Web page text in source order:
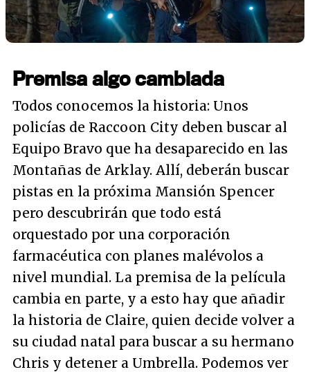
Premisa algo cambiada
Todos conocemos la historia: Unos
policías de Raccoon City deben buscar al
Equipo Bravo que ha desaparecido en las
Montañas de Arklay. Allí, deberán buscar
pistas en la próxima Mansión Spencer
pero descubrirán que todo está
orquestado por una corporación
farmacéutica con planes malévolos a
nivel mundial. La premisa de la película
cambia en parte, y a esto hay que añadir
la historia de Claire, quien decide volver a
su ciudad natal para buscar a su hermano
Chris y detener a Umbrella. Podemos ver